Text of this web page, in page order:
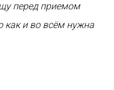
перед приемом
как и во всём нужна